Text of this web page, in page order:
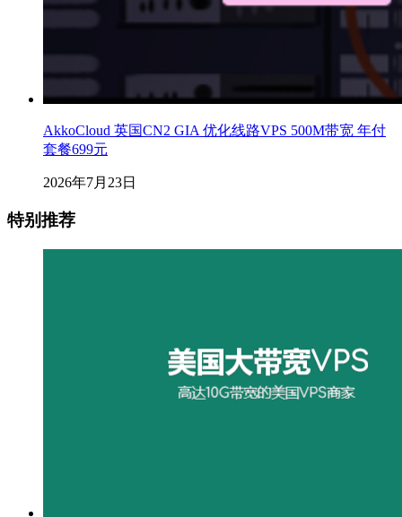
AkkoCloud 英国CN2 GIA 优化线路VPS 500M带宽 年付
套餐699元
2026年7月23日
特别推荐